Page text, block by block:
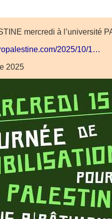
mercredi à l’université
2025/10/1…
2025